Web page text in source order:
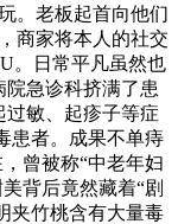
。老板起首向他们
商家将本人的社交
。日常平凡虽然也
急诊科挤满了患
敏、起疹子等症
患者。成果不单痔
曾被称“中老年妇
背后竟然藏着“剧
夹竹桃含有大量毒